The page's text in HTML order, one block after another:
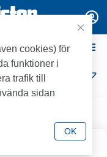
cookies) för
funktioner i
trafik till
sidan
OK